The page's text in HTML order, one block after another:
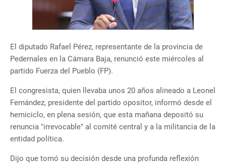
El diputado Rafael Pérez, representante de la provincia de
Pedernales en la Cámara Baja, renunció este miércoles al
partido Fuerza del Pueblo (FP).
El congresista, quien llevaba unos 20 años alineado a Leonel
Fernández, presidente del partido opositor, informó desde el
hemiciclo, en plena sesión, que esta mañana depositó su
renuncia "irrevocable" al comité central y a la militancia de la
entidad política.
Dijo que tomó su decisión desde una profunda reflexión